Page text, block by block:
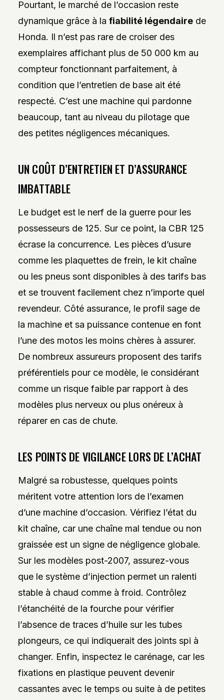
Pourtant, le marché de l’occasion reste
dynamique grâce à la fiabilité légendairede
Honda. Il n’est pas rare de croiser des
exemplaires affichant plus de 50 000 km au
compteur fonctionnant parfaitement, à
condition que l’entretien de base ait été
respecté. C’est une machine qui pardonne
beaucoup, tant au niveau du pilotage que
des petites négligences mécaniques.
UN COÛT D’ENTRETIEN ET D’ASSURANCE
IMBATTABLE
Le budget est le nerf de la guerre pour les
possesseurs de 125. Sur ce point, la CBR 125
écrase la concurrence. Les pièces d’usure
comme les plaquettes de frein, le kit chaîne
ou les pneus sont disponibles à des tarifs bas
et se trouvent facilement chez n’importe quel
revendeur. Côté assurance, le profil sage de
la machine et sa puissance contenue en font
l’une des motos les moins chères à assurer.
De nombreux assureurs proposent des tarifs
préférentiels pour ce modèle, le considérant
comme un risque faible par rapport à des
modèles plus nerveux ou plus onéreux à
réparer en cas de chute.
LES POINTS DE VIGILANCE LORS DE L’ACHAT
Malgré sa robustesse, quelques points
méritent votre attention lors de l’examen
d’une machine d’occasion. Vérifiez l’état du
kit chaîne, car une chaîne mal tendue ou non
graissée est un signe de négligence globale.
Sur les modèles post-2007, assurez-vous
que le système d’injection permet un ralenti
stable à chaud comme à froid. Contrôlez
l’étanchéité de la fourche pour vérifier
l’absence de traces d’huile sur les tubes
plongeurs, ce qui indiquerait des joints spi à
changer. Enfin, inspectez le carénage, car les
fixations en plastique peuvent devenir
cassantes avec le temps ou suite à de petites